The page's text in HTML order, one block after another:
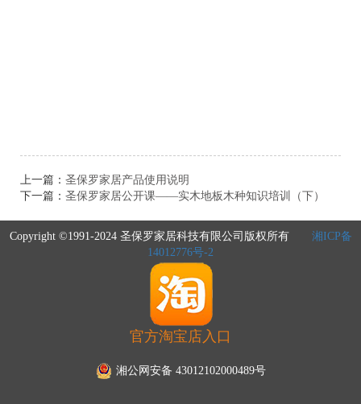
上一篇： 圣保罗家居产品使用说明
下一篇： 圣保罗家居公开课——实木地板木种知识培训（下）
Copyright ©1991-2024 圣保罗家居科技有限公司版权所有
湘ICP备
14012776号-2
官方淘宝店入口
湘公网安备 43012102000489号